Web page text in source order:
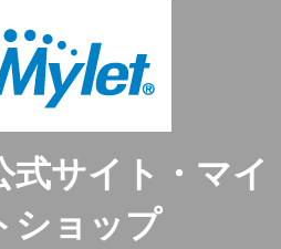
サイト・マイ
ショップ